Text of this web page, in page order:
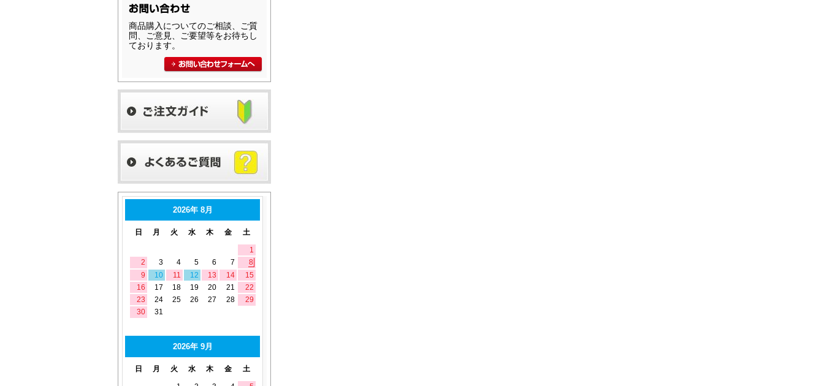
商品購入についてのご相談、ご質
問、ご意見、ご要望等をお待ちし
ております。